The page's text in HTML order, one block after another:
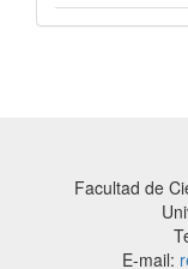
Facultad de
E-mail: